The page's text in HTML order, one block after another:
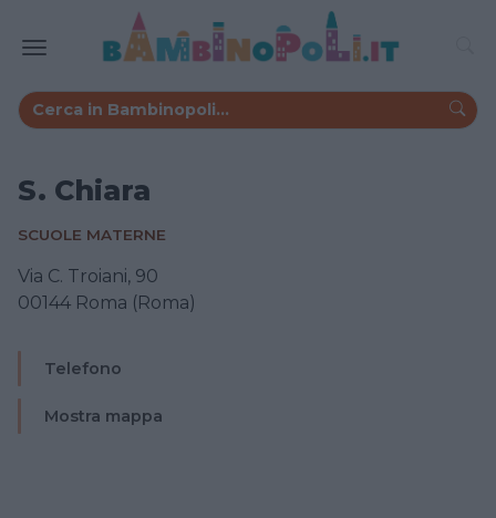
S. Chiara
SCUOLE MATERNE
Via C. Troiani, 90
00144 Roma (Roma)
Telefono
Mostra mappa